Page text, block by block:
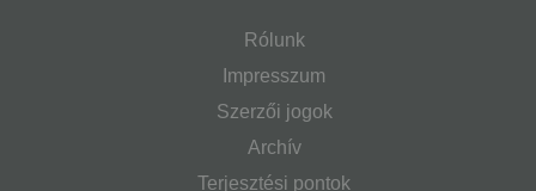
Rólunk
Impresszum
Szerzői jogok
Archív
Terjesztési pontok